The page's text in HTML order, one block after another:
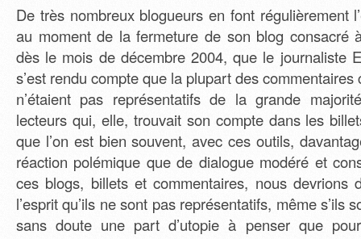
De très nombreux blogueurs en font régulièrement
au moment de la fermeture de son blog consacré
dès le mois de décembre 2004, que le journaliste
s’est rendu compte que la plupart des commentaires
n’étaient pas représentatifs de la grande
lecteurs qui, elle, trouvait son compte dans les
que l’on est bien souvent, avec ces outils,
réaction polémique que de dialogue modéré et
ces blogs, billets et commentaires, nous devrions
l’esprit qu’ils ne sont pas représentatifs, même s’ils
sans doute une part d’utopie à penser que